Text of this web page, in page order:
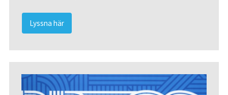
Lyssna här